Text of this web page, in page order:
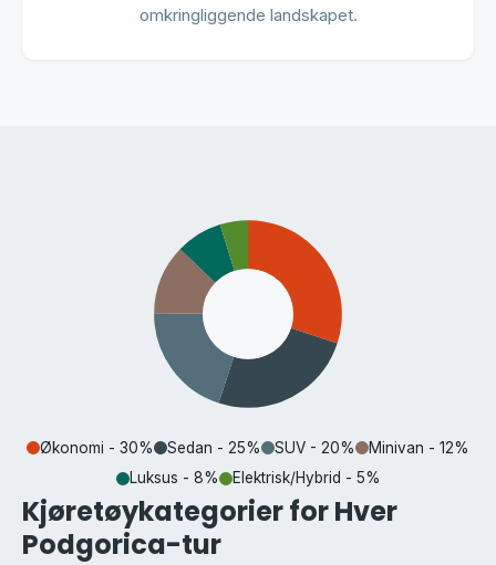
omkringliggende landskapet.
Økonomi - 30% Sedan - 25% SUV - 20%
Minivan - 12%
Luksus - 8%
Elektrisk/Hybrid - 5%
Kjøretøykategorier for Hver
Podgorica-tur